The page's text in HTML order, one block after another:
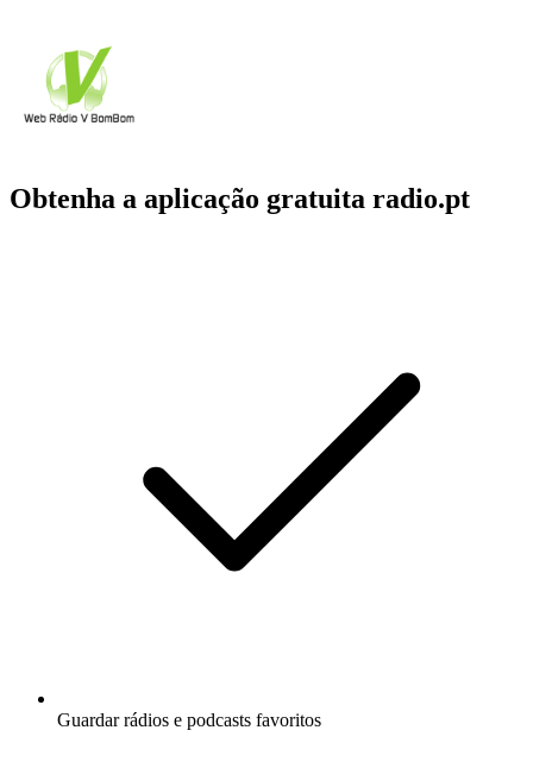
Obtenha a aplicação gratuita radio.pt
Guardar rádios e podcasts favoritos